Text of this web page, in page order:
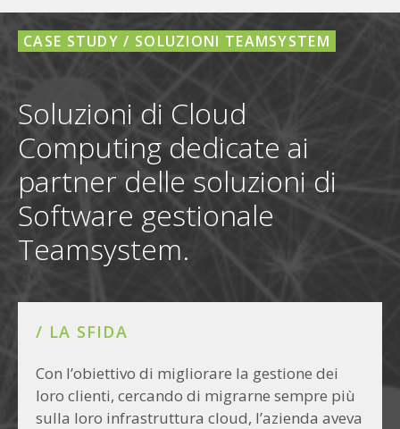
CASE STUDY / SOLUZIONI TEAMSYSTEM
Soluzioni di Cloud
Computing dedicate ai
partner delle soluzioni di
Software gestionale
Teamsystem.
/ LA SFIDA
Con l’obiettivo di migliorare la gestione dei
loro clienti, cercando di migrarne sempre più
sulla loro infrastruttura cloud, l’azienda aveva